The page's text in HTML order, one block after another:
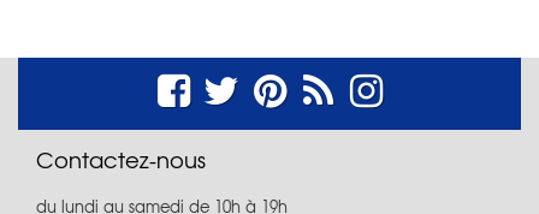
Contactez-nous
du lundi au samedi de 10h à 19h